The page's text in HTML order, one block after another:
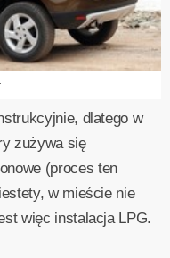
dlatego w
zużywa się
(proces ten
w mieście nie
więc instalacja LPG.